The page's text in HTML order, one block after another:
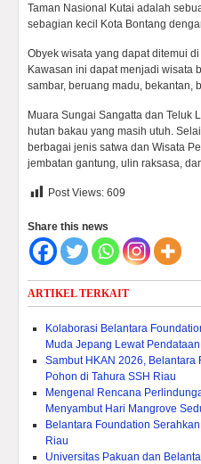
Taman Nasional Kutai adalah
sebagian kecil Kota Bontang
Obyek wisata yang dapat ditemui
Kawasan ini dapat menjadi wisata
sambar, beruang madu, bekantan,
Muara Sungai Sangatta dan Teluk
hutan bakau yang masih utuh.
berbagai jenis satwa dan Wisata
jembatan gantung, ulin raksasa,
Post Views: 609
Share this news
ARTIKEL TERKAIT
Kolaborasi Belantara
Muda Jepang Lewat
Sambut HKAN 2026, Belantara
Pohon di Tahura SSH Riau
Mengenal Rencana
Menyambut Hari Mangrove
Belantara Foundation
Riau
Universitas Pakuan dan